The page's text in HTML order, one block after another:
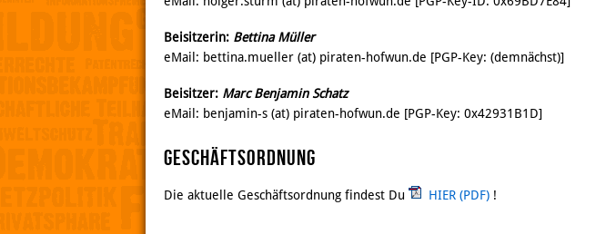
Beisitzerin: Bettina Müller
eMail: bettina.mueller (at) piraten-hofwun.de [PGP-Key: (demnächst)]
Beisitzer: Marc Benjamin Schatz
eMail: benjamin-s (at) piraten-hofwun.de [PGP-Key: 0x42931B1D]
Geschäftsordnung
Die aktuelle Geschäftsordnung findest Du HIER !